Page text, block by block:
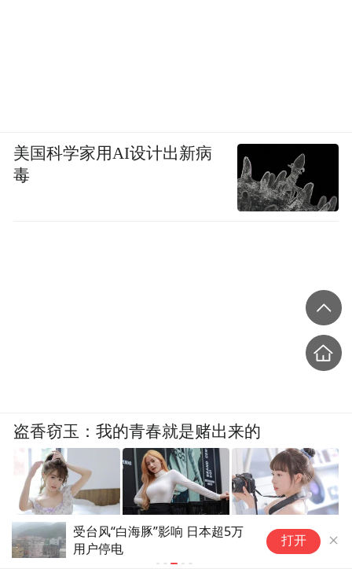
脑梗死居2023至2025年医保住
院人次首位
打开
美国科学家用AI设计出新病
毒
盗香窃玉：我的青春就是赌出来的
爽文